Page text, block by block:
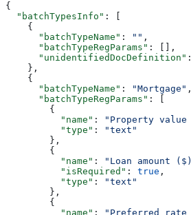
{
  "batchTypesInfo"
: [
    {
      "batchTypeName"
: "" ,
      "batchTypeRegParams"
: [],
      "unidentifiedDocDefinition"
    },
    {
      "batchTypeName"
: "Mortgage" ,
      "batchTypeRegParams"
: [
        {
          "name"
: "Property
          "type"
:
"text"
        },
        {
          "name"
: "Loan amount
          "isRequired"
: true ,
          "type"
:
"text"
        },
        {
          "name"
: "Preferred rate